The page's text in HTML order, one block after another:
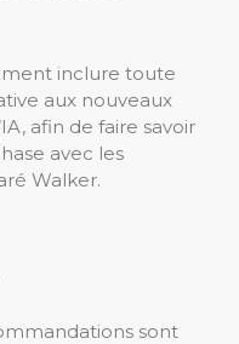
inclure toute
aux nouveaux
afin de faire savoir
avec les
Walker.
sont